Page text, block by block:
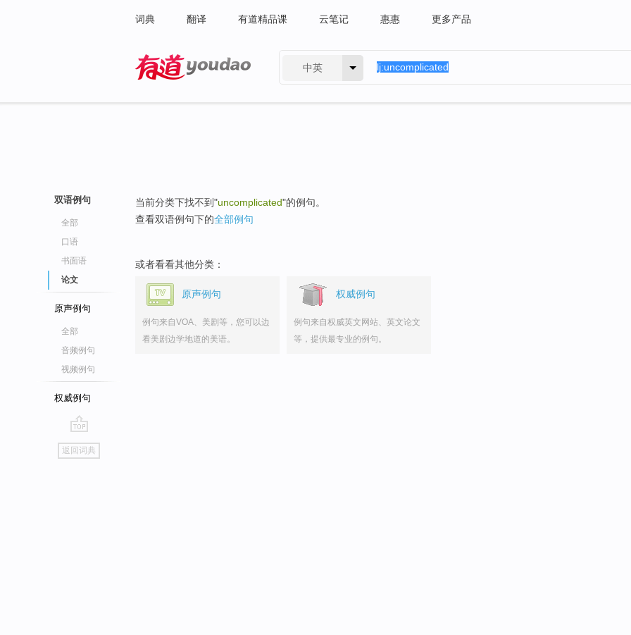
词典 翻译 有道精品课 云笔记 惠惠 更多产品
中英
双语例句
全部
口语
书面语
论文
原声例句
全部
音频例句
视频例句
权威例句
go
top
返回词典
当前分类下找不到"uncomplicated"的例句。
查看双语例句下的全部例句
或者看看其他分类：
原声例句
例句来自VOA、美剧等，您可以边
看美剧边学地道的美语。
权威例句
例句来自权威英文网站、英文论文
等，提供最专业的例句。